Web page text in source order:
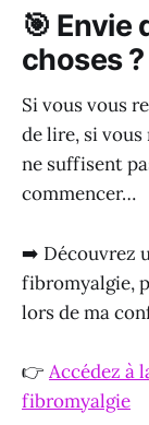
🎯 Envie
choses ?
Si vous vous
de lire, si vous
ne suffisent
commencer…
➡️ Découvrez
fibromyalgie,
lors de ma
👉 Accédez à
fibromyalgie